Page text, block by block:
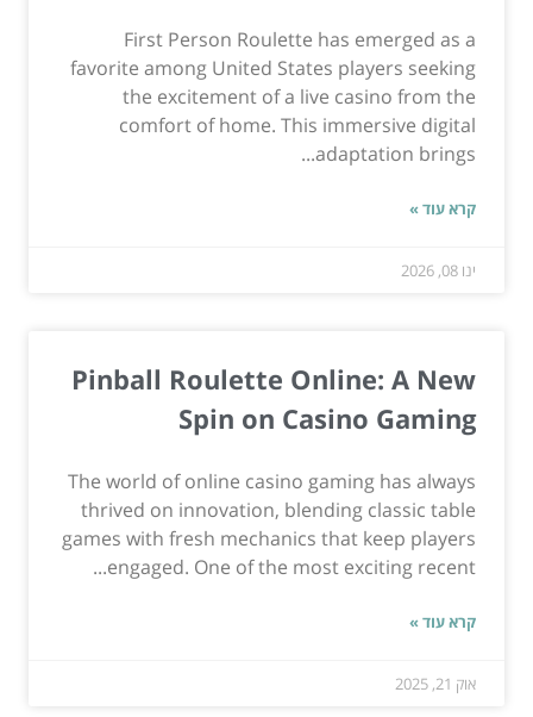
First Person Roulette has emerged as a
favorite among United States players seeking
the excitement of a live casino from the
comfort of home. This immersive digital
adaptation brings...
קרא עוד »
ינו 08, 2026
Pinball Roulette Online: A New
Spin on Casino Gaming
The world of online casino gaming has always
thrived on innovation, blending classic table
games with fresh mechanics that keep players
engaged. One of the most exciting recent...
קרא עוד »
אוק 21, 2025